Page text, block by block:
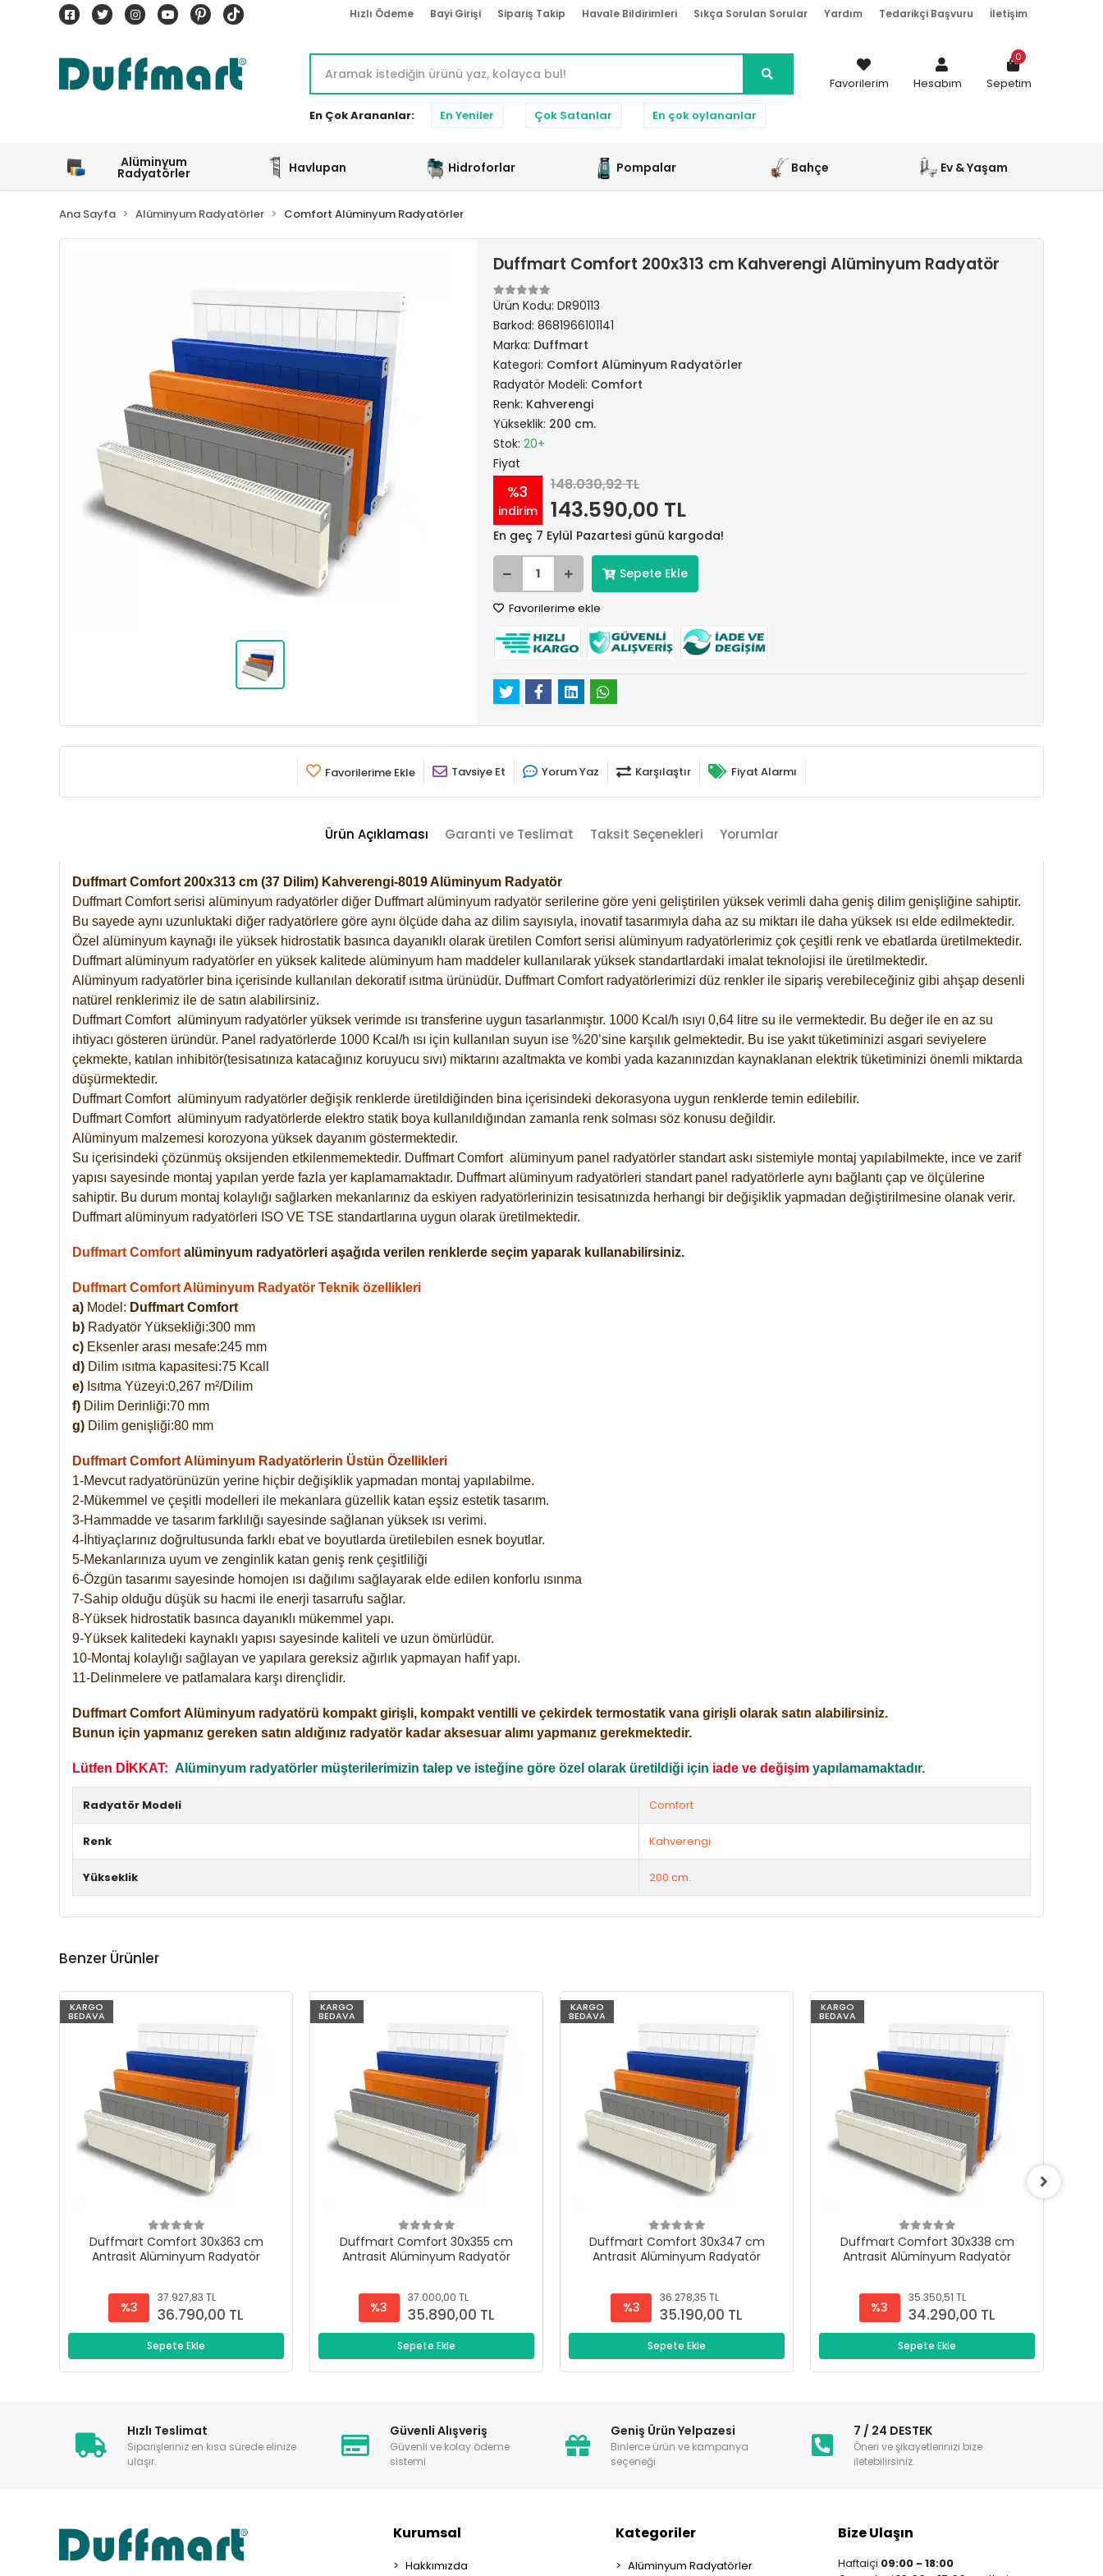
Hızlı Ödeme Bayi Girişi Sipariş Takip Havale Bildirimleri Sıkça Sorulan Sorular Yardım Tedarikçi Başvuru İletişim
En Çok Arananlar: En Yeniler Çok Satanlar En çok oylananlar
Favorilerim Hesabım Sepetim
0
Alüminyum
Radyatörler Havlupan Hidroforlar Pompalar Bahçe Ev & Yaşam
Ana Sayfa Alüminyum Radyatörler Comfort Alüminyum Radyatörler
Duffmart Comfort 200x313 cm Kahverengi Alüminyum Radyatör
Ürün Kodu: DR90113
Barkod: 8681966101141
Marka: Duffmart
Kategori: Comfort Alüminyum Radyatörler
Radyatör Modeli: Comfort
Renk: Kahverengi
Yükseklik: 200 cm.
Stok: 20+
Fiyat
%3
indirim
148.030,92 TL
143.590,00 TL
En geç 7 Eylül Pazartesi günü kargoda!
Sepete Ekle
Favorilerime ekle
Favorilerime Ekle Tavsiye Et Yorum Yaz Karşılaştır Fiyat Alarmı
Ürün Açıklaması Garanti ve Teslimat Taksit Seçenekleri Yorumlar
Duffmart Comfort 200x313 cm (37 Dilim) Kahverengi-8019 Alüminyum Radyatör
Duffmart Comfort serisi alüminyum radyatörler diğer Duffmart alüminyum radyatör serilerine göre yeni geliştirilen yüksek verimli daha geniş dilim genişliğine sahiptir.
Bu sayede aynı uzunluktaki diğer radyatörlere göre aynı ölçüde daha az dilim sayısıyla, inovatif tasarımıyla daha az su miktarı ile daha yüksek ısı elde edilmektedir.
Özel alüminyum kaynağı ile yüksek hidrostatik basınca dayanıklı olarak üretilen Comfort serisi alüminyum radyatörlerimiz çok çeşitli renk ve ebatlarda üretilmektedir.
Duffmart alüminyum radyatörler en yüksek kalitede alüminyum ham maddeler kullanılarak yüksek standartlardaki imalat teknolojisi ile üretilmektedir.
Alüminyum radyatörler bina içerisinde kullanılan dekoratif ısıtma ürünüdür. Duffmart Comfort radyatörlerimizi düz renkler ile sipariş verebileceğiniz gibi ahşap desenli
natürel renklerimiz ile de satın alabilirsiniz.
Duffmart Comfort alüminyum radyatörler yüksek verimde ısı transferine uygun tasarlanmıştır. 1000 Kcal/h ısıyı 0,64 litre su ile vermektedir. Bu değer ile en az su
ihtiyacı gösteren üründür. Panel radyatörlerde 1000 Kcal/h ısı için kullanılan suyun ise %20’sine karşılık gelmektedir. Bu ise yakıt tüketiminizi asgari seviyelere
çekmekte, katılan inhibitör(tesisatınıza katacağınız koruyucu sıvı) miktarını azaltmakta ve kombi yada kazanınızdan kaynaklanan elektrik tüketiminizi önemli miktarda
düşürmektedir.
Duffmart Comfort alüminyum radyatörler değişik renklerde üretildiğinden bina içerisindeki dekorasyona uygun renklerde temin edilebilir.
DuffmartComfort alüminyum radyatörlerde elektro statik boya kullanıldığından zamanla renk solması söz konusu değildir.
Alüminyum malzemesi korozyona yüksek dayanım göstermektedir.
Su içerisindeki çözünmüş oksijenden etkilenmemektedir. DuffmartComfort alüminyum panel radyatörler standart askı sistemiyle montaj yapılabilmekte, ince ve zarif
yapısı sayesinde montaj yapılan yerde fazla yer kaplamamaktadır. Duffmart alüminyum radyatörleri standart panel radyatörlerle aynı bağlantı çap ve ölçülerine
sahiptir. Bu durum montaj kolaylığı sağlarken mekanlarınız da eskiyen radyatörlerinizin tesisatınızda herhangi bir değişiklik yapmadan değiştirilmesine olanak verir.
Duffmart alüminyum radyatörleri ISO VE TSE standartlarına uygun olarak üretilmektedir.
Duffmart Comfort alüminyum radyatörleri aşağıda verilen renklerde seçim yaparak kullanabilirsiniz.
Duffmart Comfort Alüminyum Radyatör Teknik özellikleri
a) Model: Duffmart Comfort
b) Radyatör Yüksekliği:300 mm
c) Eksenler arası mesafe:245 mm
d) Dilim ısıtma kapasitesi:75 Kcall
e) Isıtma Yüzeyi:0,267 m²/Dilim
f) Dilim Derinliği:70 mm
g) Dilim genişliği:80 mm
Duffmart Comfort Alüminyum Radyatörlerin Üstün Özellikleri
1-Mevcut radyatörünüzün yerine hiçbir değişiklik yapmadan montaj yapılabilme.
2-Mükemmel ve çeşitli modelleri ile mekanlara güzellik katan eşsiz estetik tasarım.
3-Hammadde ve tasarım farklılığı sayesinde sağlanan yüksek ısı verimi.
4-İhtiyaçlarınız doğrultusunda farklı ebat ve boyutlarda üretilebilen esnek boyutlar.
5-Mekanlarınıza uyum ve zenginlik katan geniş renk çeşitliliği
6-Özgün tasarımı sayesinde homojen ısı dağılımı sağlayarak elde edilen konforlu ısınma
7-Sahip olduğu düşük su hacmi ile enerji tasarrufu sağlar.
8-Yüksek hidrostatik basınca dayanıklı mükemmel yapı.
9-Yüksek kalitedeki kaynaklı yapısı sayesinde kaliteli ve uzun ömürlüdür.
10-Montaj kolaylığı sağlayan ve yapılara gereksiz ağırlık yapmayan hafif yapı.
11-Delinmelere ve patlamalara karşı dirençlidir.
Duffmart Comfort Alüminyum radyatörü kompakt girişli, kompakt ventilli ve çekirdek termostatik vana girişli olarak satın alabilirsiniz.
Bunun için yapmanız gereken satın aldığınız radyatör kadar aksesuar alımı yapmanız gerekmektedir.
Lütfen DİKKAT: Alüminyum radyatörler müşterilerimizin talep ve isteğine göre özel olarak üretildiği için iade ve değişim yapılamamaktadır.
Radyatör Modeli Comfort
Renk Kahverengi
Yükseklik 200 cm.
Benzer Ürünler
KARGO
BEDAVA
Duffmart Comfort 30x363 cm
Antrasit Alüminyum Radyatör
%3
37.927,83 TL
36.790,00 TL
Sepete Ekle
KARGO
BEDAVA
Duffmart Comfort 30x355 cm
Antrasit Alüminyum Radyatör
%3
37.000,00 TL
35.890,00 TL
Sepete Ekle
KARGO
BEDAVA
Duffmart Comfort 30x347 cm
Antrasit Alüminyum Radyatör
%3
36.278,35 TL
35.190,00 TL
Sepete Ekle
KARGO
BEDAVA
Duffmart Comfort 30x338 cm
Antrasit Alüminyum Radyatör
%3
35.350,51 TL
34.290,00 TL
Sepete Ekle
Hızlı Teslimat
Siparişleriniz en kısa sürede elinize
ulaşır.
Güvenli Alışveriş
Güvenli ve kolay ödeme
sistemi
Geniş Ürün Yelpazesi
Binlerce ürün ve kampanya
seçeneği
7 / 24 DESTEK
Öneri ve şikayetlerinizi bize
iletebilirsiniz.
Kurumsal
Hakkımızda
Kategoriler
Alüminyum Radyatörler
Bize Ulaşın
Haftaiçi 09:00 - 18:00